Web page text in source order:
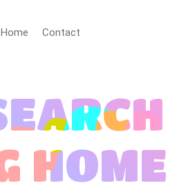
Home Contact
HOME